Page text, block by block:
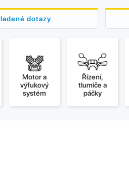
dotazy
Motor a
výfukový
systém
Řízení,
tlumiče a
páčky